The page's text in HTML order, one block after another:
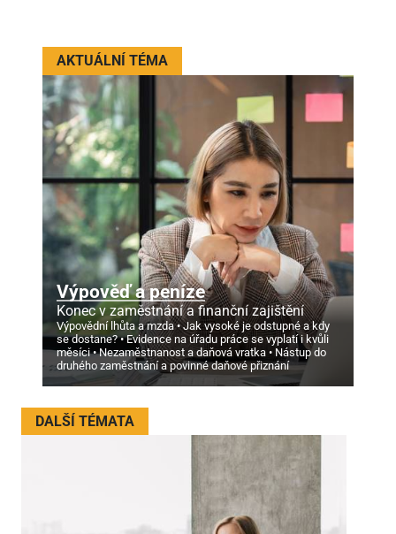
AKTUÁLNÍ TÉMA
Výpověď a peníze
Konec v zaměstnání a finanční zajištění
Výpovědní lhůta a mzda
Jak vysoké je odstupné a kdy
se dostane?
Evidence na úřadu práce se vyplatí i kvůli
měsíci
Nezaměstnanost a daňová vratka
Nástup do
druhého zaměstnání a povinné daňové přiznání
DALŠÍ TÉMATA